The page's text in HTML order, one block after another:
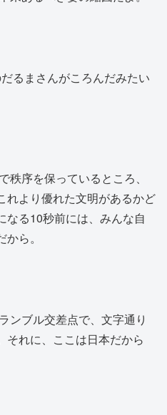
るまさんがころんだみたい
秩序を保っているところ、
れより優れた文明があるかど
なる10秒前には、みんな自
ら。
ブル交差点で、文字通り
それに、ここは日本だから